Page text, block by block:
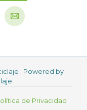
| Powered by
de Privacidad